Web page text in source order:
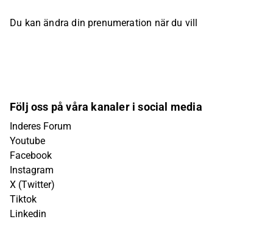
Du kan ändra din prenumeration när du vill
Följ oss på våra kanaler i social media
Inderes Forum
Youtube
Facebook
Instagram
X (Twitter)
Tiktok
Linkedin